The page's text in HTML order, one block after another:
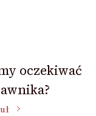
oczekiwać